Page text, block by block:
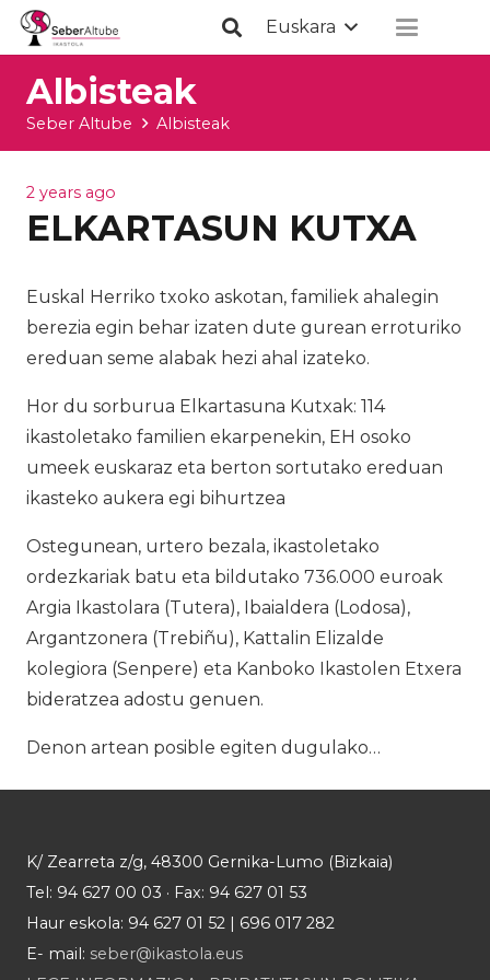
Euskara
Albisteak
Seber Altube Albisteak
2 years ago
ELKARTASUN KUTXA
Euskal Herriko txoko askotan, familiek ahalegin
berezia egin behar izaten dute gurean erroturiko
ereduan seme alabak hezi ahal izateko.
Hor du sorburua Elkartasuna Kutxak: 114
ikastoletako familien ekarpenekin, EH osoko
umeek euskaraz eta berton sortutako ereduan
ikasteko aukera egi bihurtzea
Ostegunean, urtero bezala, ikastoletako
ordezkariak batu eta bildutako 736.000 euroak
Argia Ikastolara (Tutera), Ibaialdera (Lodosa),
Argantzonera (Trebiñu), Kattalin Elizalde
kolegiora (Senpere) eta Kanboko Ikastolen Etxera
bideratzea adostu genuen.
Denon artean posible egiten dugulako…
K/ Zearreta z/g, 48300 Gernika-Lumo (Bizkaia)
Tel: 94 627 00 03 · Fax: 94 627 01 53
Haur eskola: 94 627 01 52 | 696 017 282
E- mail: seber@ikastola.eus